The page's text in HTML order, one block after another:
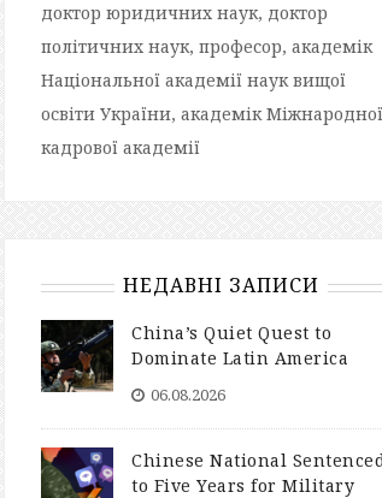
доктор юридичних наук, доктор
політичних наук, професор, академік
Національної академії наук вищої
освіти України, академік Міжнародної
кадрової академії
НЕДАВНІ ЗАПИСИ
China’s Quiet Quest to
Dominate Latin America
06.08.2026
Chinese National
to Five Years for Military